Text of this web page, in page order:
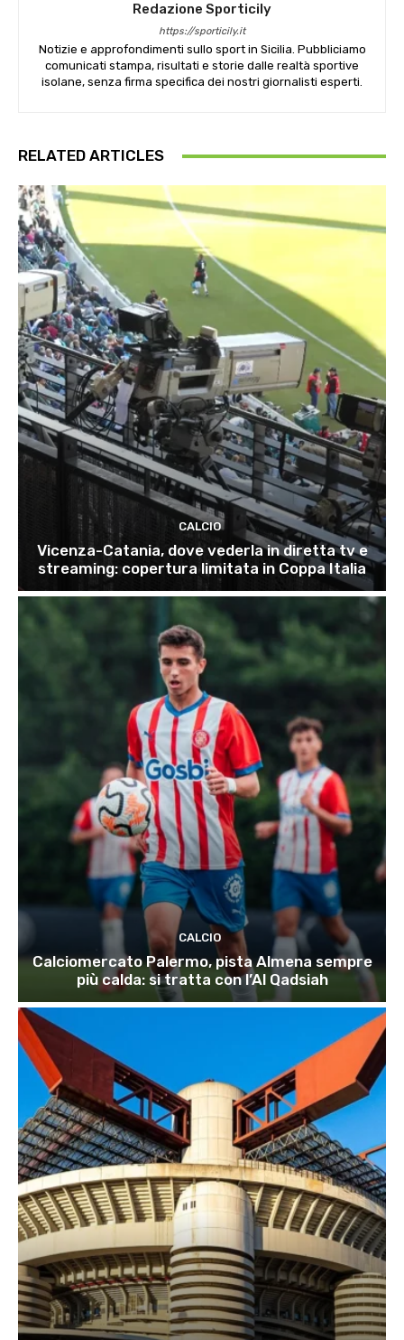
Redazione Sporticily
https://sporticily.it
Notizie e approfondimenti sullo sport in Sicilia. Pubbliciamo
comunicati stampa, risultati e storie dalle realtà sportive
isolane, senza firma specifica dei nostri giornalisti esperti.
RELATED ARTICLES
CALCIO
Vicenza-Catania, dove vederla in diretta tv e
streaming: copertura limitata in Coppa Italia
CALCIO
Calciomercato Palermo, pista Almena sempre
più calda: si tratta con l’Al Qadsiah